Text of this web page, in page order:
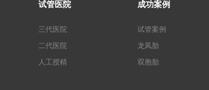
试管医院
三代医院
二代医院
人工授精
成功案例
试管案例
龙凤胎
双胞胎